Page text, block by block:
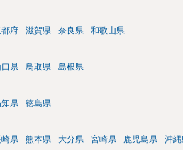
府 滋賀県 奈良県 和歌山県
口県 鳥取県 島根県
県 徳島県
県 熊本県 大分県 宮崎県 鹿児島県 沖縄